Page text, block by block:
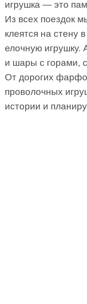
игрушка — это
Из всех поездок
клеятся на стену
елочную игрушку.
и шары с горами,
От дорогих
проволочных
истории и